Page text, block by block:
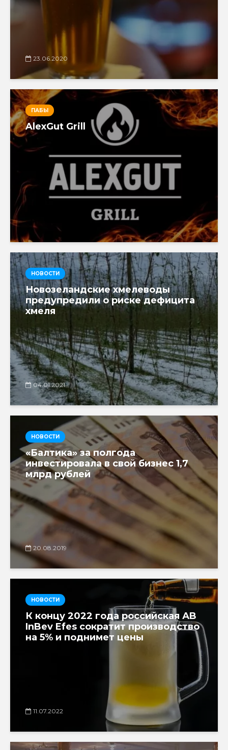
23.06.2020
ПАБЫ
AlexGut Grill
НОВОСТИ
Новозеландские хмелеводы
предупредили о риске дефицита
хмеля
04.01.2021
НОВОСТИ
«Балтика» за полгода
инвестировала в свой бизнес 1,7
млрд рублей
20.08.2019
НОВОСТИ
К концу 2022 года российская АB
InBev Efes сократит производство
на 5% и поднимет цены
11.07.2022